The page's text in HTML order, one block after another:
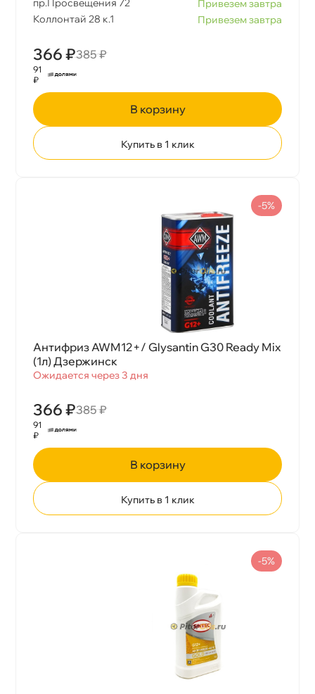
пр.Просвещения 72
Привезем завтра
Коллонтай 28 к.1
Привезем завтра
366 ₽385 ₽
91
₽
корзину
Купить в 1 клик
Антифриз AWM12+/ Glysantin G30 Ready Mix
(1л) Дзержинск
Ожидается через 3 дня
366 ₽385 ₽
-5%
91
₽
корзину
Купить в 1 клик
-5%